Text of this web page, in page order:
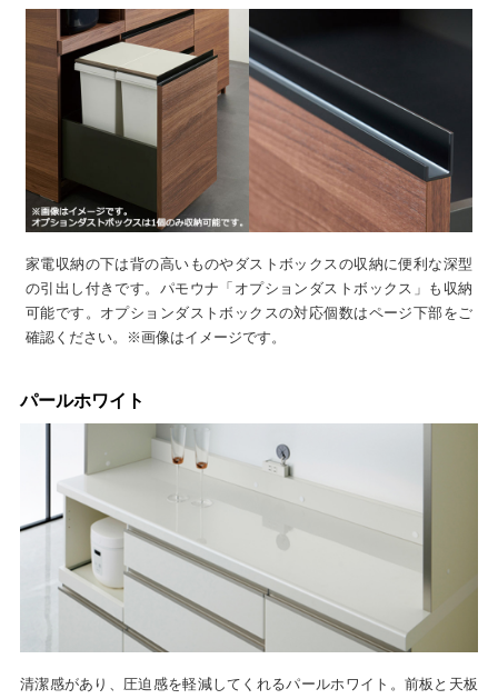
家電収納の下は背の高いものやダストボックスの収納に便利な深型
の引出し付きです。パモウナ「オプションダストボックス」も収納
可能です。オプションダストボックスの対応個数はページ下部をご
確認ください。※画像はイメージです。
パールホワイト
清潔感があり、圧迫感を軽減してくれるパールホワイト。前板と天板